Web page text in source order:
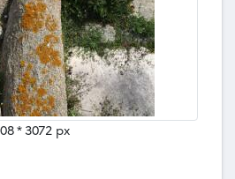
* 3072 px